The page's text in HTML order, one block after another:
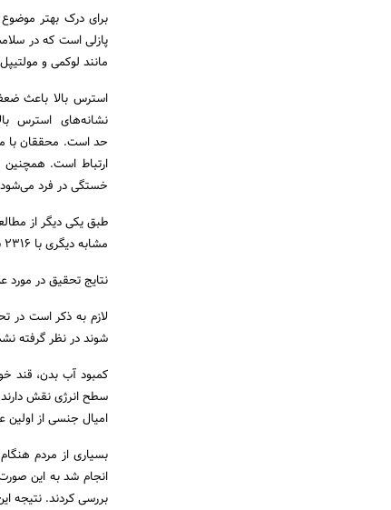
برای درک بهتر
پازلی است که در
مانند لوکمی و
استرس بالا باعث
نشانه‌های استرس
ارتباط است.
خستگی در فرد
طبق یکی دیگر از
مشابه دیگری با ۲۳۱۶ شرکت کننده نیز انجام شده است.
نتایج تحقیق در
لازم به ذکر است در
شوند در نظر گرفته
کمبود آب بدن، قند
سطح انرژی نقش
امیال جنسی از
انجام شد به این
بررسی کردند. نتیجه